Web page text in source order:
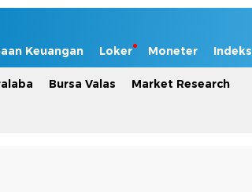
Keuangan Loker Moneter Indeks
Bursa Valas Market Research